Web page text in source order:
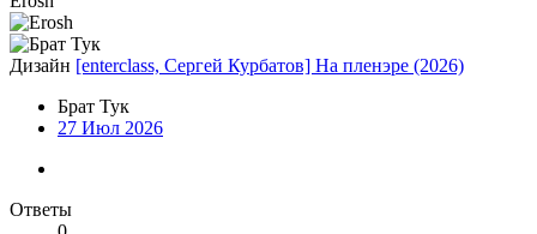
Дизайн [enterclass, Сергей Курбатов] На пленэре (2026)
Брат Тук
27 Июл 2026
Ответы